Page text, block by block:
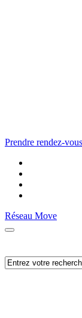
Prendre rendez-vous
Réseau Move